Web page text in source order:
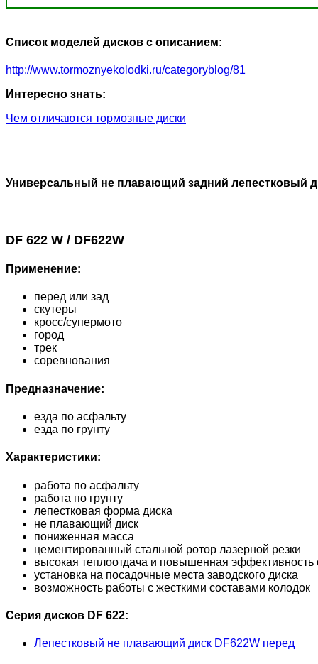
Список моделей дисков с описанием:
http://www.tormoznyekolodki.ru/categoryblog/81
Интересно знать:
Чем отличаются тормозные диски
Универсальный не плавающий задний лепестковый
DF 622 W / DF622W
Применение:
перед или зад
скутеры
кросс/супермото
город
трек
соревнования
Предназначение:
езда по асфальту
езда по грунту
Характеристики:
работа по асфальту
работа по грунту
лепестковая форма диска
не плавающий диск
пониженная масса
цементированный стальной ротор лазерной резки
высокая теплоотдача и повышенная эффективность
установка на посадочные места заводского диска
возможность работы с жесткими составами колодок
Серия дисков DF 622:
Лепестковый не плавающий диск DF622W перед